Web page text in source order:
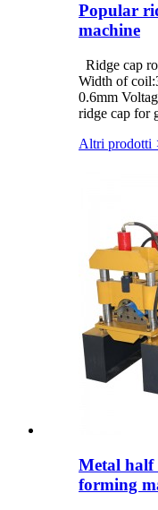
Popular
machine
Ridge cap
Width of
0.6mm
ridge cap for
Altri prodotti
Metal half
forming